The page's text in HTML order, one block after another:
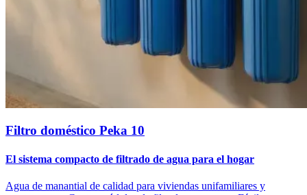
Filtro doméstico Peka 10
El sistema compacto de filtrado de agua para el hogar
Agua de manantial de calidad para viviendas unifamiliares y